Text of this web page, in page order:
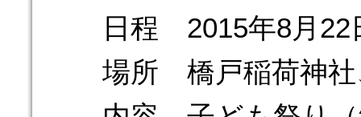
日程 2015年8月22
場所 橋戸稲荷神社